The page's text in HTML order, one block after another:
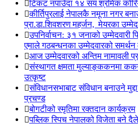
टिकट नपाउँदा १४ सय श्रमिक
कीर्तिपुरलाई नेपालकै नमूना नगर
प्रा.डा.शिवशरण महर्जन, मेयरका
उपनिर्वाचन: ३१ जनाको उम्मेदवारी
एमाले गठबन्धनका उम्मेदवारको समर्थन
आज उम्मेदवारको अन्तिम नामावली
संस्थागत क्षमता मुल्याङ्ककनमा
उत्कृष्ट
संविधानसभाबाट संविधान बनाउने
प्रचण्ड
बोगटीको स्मृतिमा रक्तदान कार्यक्रम
पब्लिक स्पिच नेपालको विजेता बने